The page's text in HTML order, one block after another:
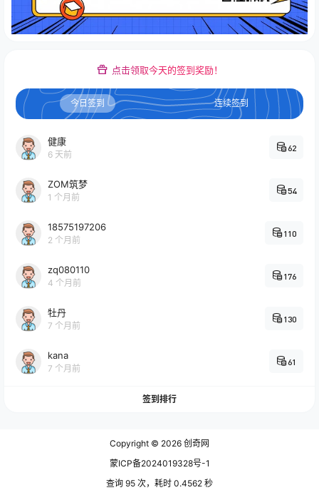
点击领取今天的签到奖励！
今日签到 连续签到
健康
6 天前
62
ZOM筑梦
1 个月前
54
18575197206
2 个月前
110
zq080110
4 个月前
176
牡丹
7 个月前
130
kana
7 个月前
61
签到排行
Copyright © 2026 创奇网
蒙ICP备2024019328号-1
查询 95 次，耗时 0.4562 秒